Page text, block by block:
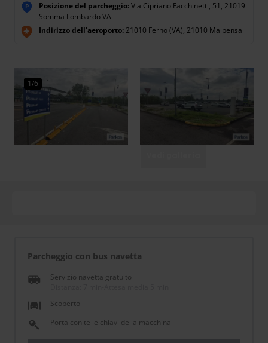
P Posizione del parcheggio:Via Cipriano Facchinetti, 51, 21019
Somma Lombardo VA
Indirizzo dell'aeroporto:21010 Ferno (VA), 21010 Malpensa
1/6
Parcheggio con bus navetta
Servizio navetta gratuito
Scoperto
Porta con te le chiavi della macchina